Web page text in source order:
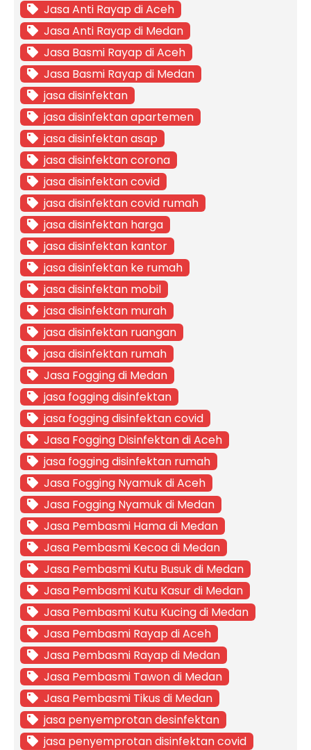
Jasa Anti Rayap di Aceh
Jasa Anti Rayap di Medan
Jasa Basmi Rayap di Aceh
Jasa Basmi Rayap di Medan
jasa disinfektan
jasa disinfektan apartemen
jasa disinfektan asap
jasa disinfektan corona
jasa disinfektan covid
jasa disinfektan covid rumah
jasa disinfektan harga
jasa disinfektan kantor
jasa disinfektan ke rumah
jasa disinfektan mobil
jasa disinfektan murah
jasa disinfektan ruangan
jasa disinfektan rumah
Jasa Fogging di Medan
jasa fogging disinfektan
jasa fogging disinfektan covid
Jasa Fogging Disinfektan di Aceh
jasa fogging disinfektan rumah
Jasa Fogging Nyamuk di Aceh
Jasa Fogging Nyamuk di Medan
Jasa Pembasmi Hama di Medan
Jasa Pembasmi Kecoa di Medan
Jasa Pembasmi Kutu Busuk di Medan
Jasa Pembasmi Kutu Kasur di Medan
Jasa Pembasmi Kutu Kucing di Medan
Jasa Pembasmi Rayap di Aceh
Jasa Pembasmi Rayap di Medan
Jasa Pembasmi Tawon di Medan
Jasa Pembasmi Tikus di Medan
jasa penyemprotan desinfektan
jasa penyemprotan disinfektan covid